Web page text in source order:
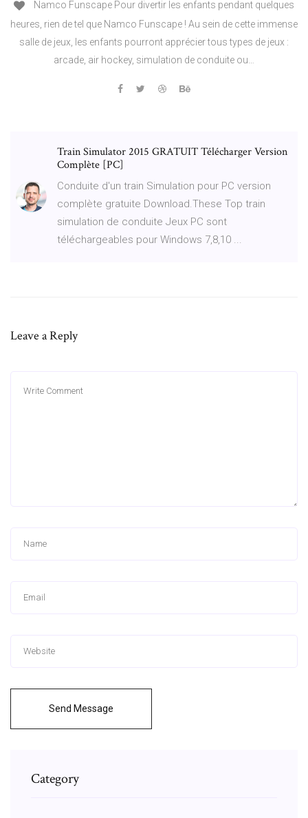
Namco Funscape Pour divertir les enfants pendant quelques
heures, rien de tel que Namco Funscape ! Au sein de cette immense
salle de jeux, les enfants pourront apprécier tous types de jeux :
arcade, air hockey, simulation de conduite ou…
Train Simulator 2015 GRATUIT Télécharger Version
Complète [PC]
Conduite d'un train Simulation pour PC version
complète gratuite Download.These Top train
simulation de conduite Jeux PC sont
téléchargeables pour Windows 7,8,10 ...
Leave a Reply
Send Message
Category